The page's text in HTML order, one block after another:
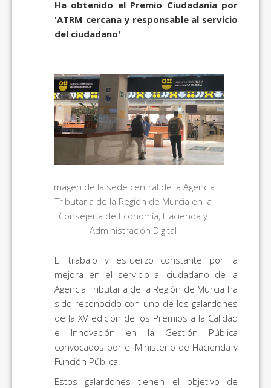
Ha obtenido el Premio Ciudadanía por
'ATRM cercana y responsable al servicio
del ciudadano'
Imagen de la sede central de la Agencia
Tributaria de la Región de Murcia en la
Consejería de Economía, Hacienda y
Administración Digital
El trabajo y esfuerzo constante por la
mejora en el servicio al ciudadano de la
Agencia Tributaria de la Región de Murcia ha
sido reconocido con uno de los galardones
de la XV edición de los Premios a la Calidad
e Innovación en la Gestión Pública
convocados por el Ministerio de Hacienda y
Función Pública.
Estos galardones tienen el objetivo de